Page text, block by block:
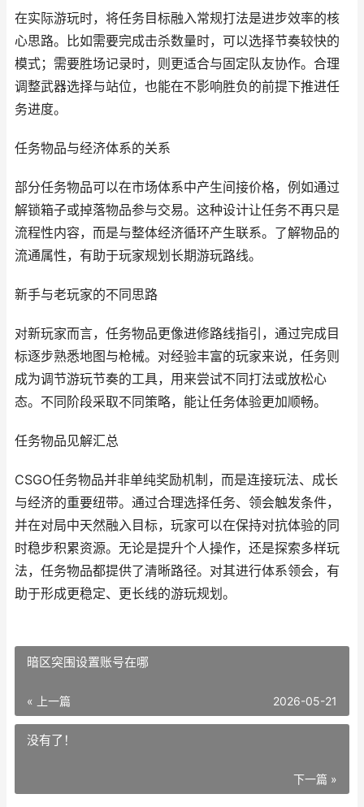
在实际游玩时，将任务目标融入常规打法是进步效率的核
心思路。比如需要完成击杀数量时，可以选择节奏较快的
模式；需要胜场记录时，则更适合与固定队友协作。合理
调整武器选择与站位，也能在不影响胜负的前提下推进任
务进度。
任务物品与经济体系的关系
部分任务物品可以在市场体系中产生间接价格，例如通过
解锁箱子或掉落物品参与交易。这种设计让任务不再只是
流程性内容，而是与整体经济循环产生联系。了解物品的
流通属性，有助于玩家规划长期游玩路线。
新手与老玩家的不同思路
对新玩家而言，任务物品更像进修路线指引，通过完成目
标逐步熟悉地图与枪械。对经验丰富的玩家来说，任务则
成为调节游玩节奏的工具，用来尝试不同打法或放松心
态。不同阶段采取不同策略，能让任务体验更加顺畅。
任务物品见解汇总
CSGO任务物品并非单纯奖励机制，而是连接玩法、成长
与经济的重要纽带。通过合理选择任务、领会触发条件，
并在对局中天然融入目标，玩家可以在保持对抗体验的同
时稳步积累资源。无论是提升个人操作，还是探索多样玩
法，任务物品都提供了清晰路径。对其进行体系领会，有
助于形成更稳定、更长线的游玩规划。
暗区突围设置账号在哪
« 上一篇 2026-05-21
没有了！
下一篇 »